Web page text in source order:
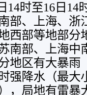
14时至16日14
部、上海、浙
西部等地部分
南部、上海中
地区有大暴雨
强降水（最大
，局地有雷暴